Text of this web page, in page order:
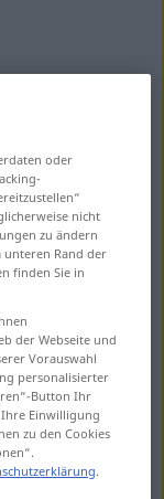
oder
nicht
zu ändern
Rand der
finden Sie in
der Webseite und
Vorauswahl
personalisierter
Button Ihr
Ihre Einwilligung
zu den Cookies
.